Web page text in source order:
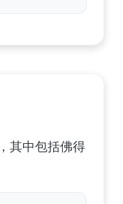
其中包括佛得